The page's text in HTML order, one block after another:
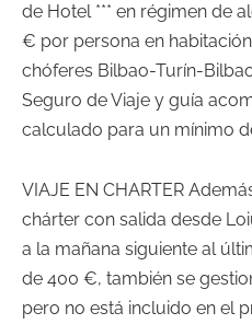
de Hotel *** en régimen de
€ por persona en
chóferes Bilbao-Turín-
Seguro de Viaje y guía
calculado para un mínimo
VIAJE EN CHARTER
chárter con salida desde
a la mañana siguiente al
de 400 €, también se
pero no está incluido en el